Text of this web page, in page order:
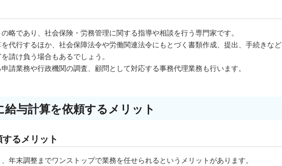
略であり、社会保険・労務管理に関する指導や相談を行う専門家です。
代行するほか、社会保障法令や労働関連法令にもとづく書類作成、提出、手続きなど
請け負う場合もあるでしょう。
請業務や行政機関の調査、顧問として対応する事務代理業務も行います。
給与計算を依頼するメリット
るメリット
年末調整までワンストップで業務を任せられるというメリットがあります。